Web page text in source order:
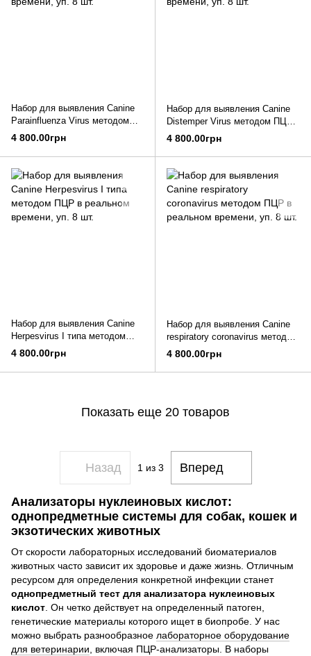
Набор для выявления Canine
Parainfluenza Virus методом
ПЦР в реальном времени, уп.
4 800.00грн
Набор для выявления Canine
Distemper Virus методом ПЦР
в реальном времени, уп. 8 шт.
4 800.00грн
Набор для выявления Canine
Herpesvirus I типа методом
ПЦР в реальном времени, уп.
4 800.00грн
Набор для выявления Canine
respiratory coronavirus методом
ПЦР в реальном времени, уп.
4 800.00грн
Показать еще 20 товаров
Назад 1из 3 Вперед
Анализаторы нуклеиновых кислот:
однопредметные системы для собак, кошек и
экзотических животных
От скорости лабораторных исследований биоматериалов
животных часто зависит их здоровье и даже жизнь. Отличным
ресурсом для определения конкретной инфекции станет
однопредметный тест для анализатора нуклеиновых
кислот . Он четко действует на определенный патоген,
генетические материалы которого ищет в биопробе. У нас
можно выбрать разнообразное лабораторное оборудование
для ветеринарии , включая ПЦР-анализаторы. В наборы